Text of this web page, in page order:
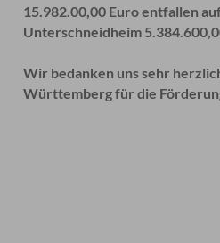
15.982.00,00 Euro entfallen
Unterschneidheim
Wir bedanken uns sehr
Württemberg für die